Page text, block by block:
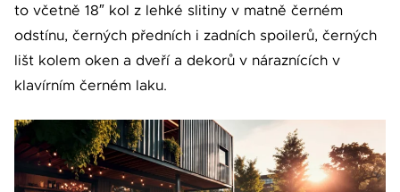
to včetně 18″ kol z lehké slitiny v matně černém
odstínu, černých předních i zadních spoilerů, černých
lišt kolem oken a dveří a dekorů v náraznících v
klavírním černém laku.